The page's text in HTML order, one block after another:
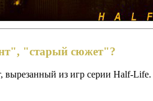
"старый сюжет"?
вырезанный из игр серии Half-